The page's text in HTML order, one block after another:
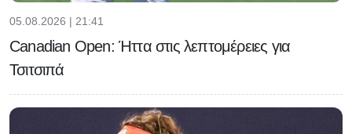
05.08.2026 | 21:41
Canadian Open: Ήττα στις λεπτομέρειες για
Τσιτσιπά